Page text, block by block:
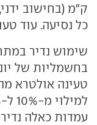
ק"מ (בחישוב
כל נסיעה. עוד
בחשמליות של
עמדות כאלה